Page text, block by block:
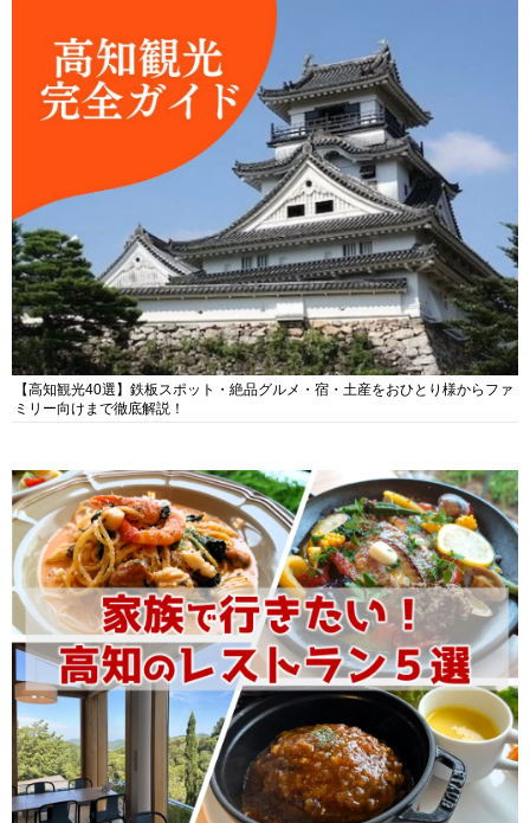
【高知観光40選】鉄板スポット・絶品グルメ・宿・土産をおひとり様からファ
ミリー向けまで徹底解説！